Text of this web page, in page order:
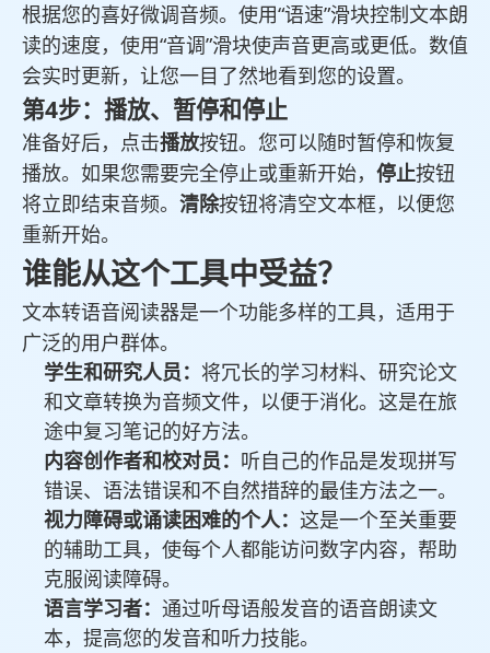
根据您的喜好微调音频。使用“语速”滑块控制文本朗
读的速度，使用“音调”滑块使声音更高或更低。数值
会实时更新，让您一目了然地看到您的设置。
第4步：播放、暂停和停止
准备好后，点击播放按钮。您可以随时暂停和恢复
播放。如果您需要完全停止或重新开始， 停止按钮
将立即结束音频。 清除按钮将清空文本框，以便您
重新开始。
谁能从这个工具中受益？
文本转语音阅读器是一个功能多样的工具，适用于
广泛的用户群体。
学生和研究人员： 将冗长的学习材料、研究论文
和文章转换为音频文件，以便于消化。这是在旅
途中复习笔记的好方法。
内容创作者和校对员： 听自己的作品是发现拼写
错误、语法错误和不自然措辞的最佳方法之一。
视力障碍或诵读困难的个人： 这是一个至关重要
的辅助工具，使每个人都能访问数字内容，帮助
克服阅读障碍。
语言学习者： 通过听母语般发音的语音朗读文
本，提高您的发音和听力技能。